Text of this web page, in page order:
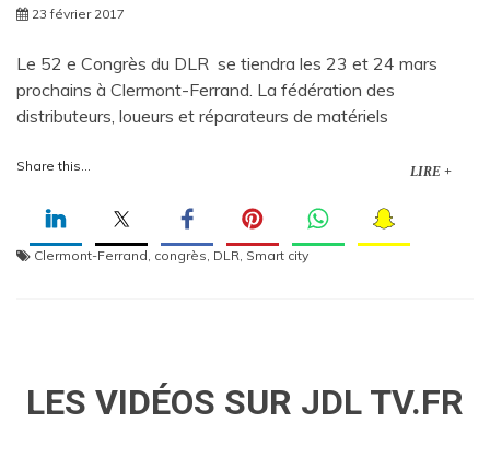
23 février 2017
Le 52 e Congrès du DLR se tiendra les 23 et 24 mars
prochains à Clermont-Ferrand. La fédération des
distributeurs, loueurs et réparateurs de matériels
Share this... LIRE +
Clermont-Ferrand, congrès, DLR, Smart city
LES VIDÉOS SUR JDL TV.FR